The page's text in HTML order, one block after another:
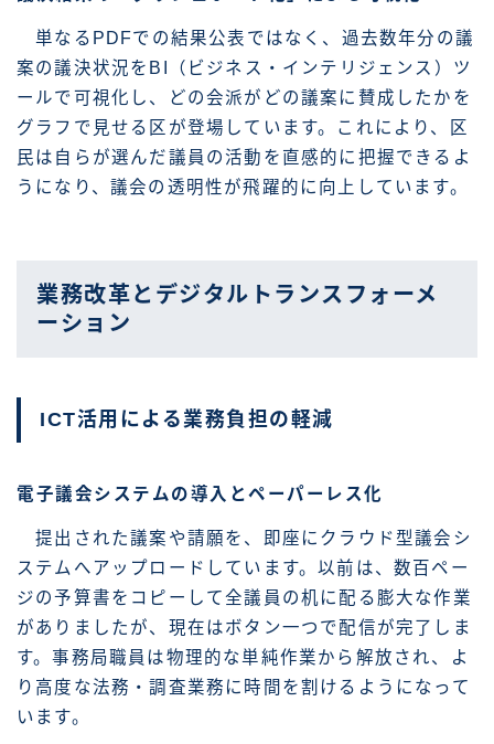
単なるPDFでの結果公表ではなく、過去数年分の議
案の議決状況をBI（ビジネス・インテリジェンス）ツ
ールで可視化し、どの会派がどの議案に賛成したかを
グラフで見せる区が登場しています。これにより、区
民は自らが選んだ議員の活動を直感的に把握できるよ
うになり、議会の透明性が飛躍的に向上しています。
業務改革とデジタルトランスフォーメ
ーション
ICT活用による業務負担の軽減
電子議会システムの導入とペーパーレス化
提出された議案や請願を、即座にクラウド型議会シ
ステムへアップロードしています。以前は、数百ペー
ジの予算書をコピーして全議員の机に配る膨大な作業
がありましたが、現在はボタン一つで配信が完了しま
す。事務局職員は物理的な単純作業から解放され、よ
り高度な法務・調査業務に時間を割けるようになって
います。